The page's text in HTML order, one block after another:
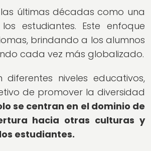
últimas décadas como una
estudiantes. Este enfoque
brindando a los alumnos
cada vez más globalizado.
niveles educativos,
de promover la diversidad
se centran en el dominio de
hacia otras culturas y
estudiantes.